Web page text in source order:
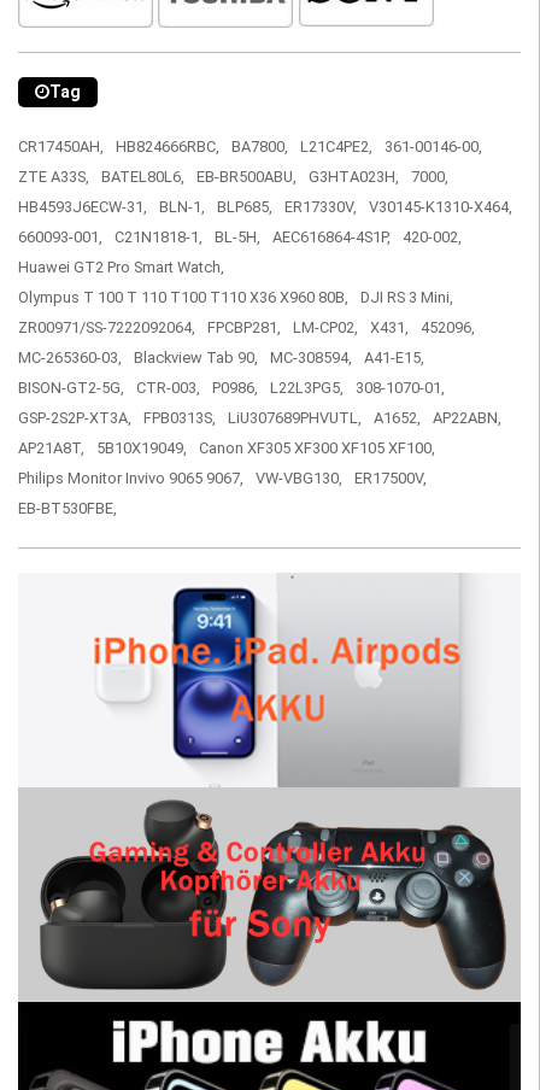
Tag
CR17450AH, HB824666RBC, BA7800, L21C4PE2,
361-00146-00,
ZTE A33S,
BATEL80L6, EB-BR500ABU, G3HTA023H,
7000,
HB4593J6ECW-31,
BLN-1, BLP685, ER17330V,
V30145-K1310-X464,
660093-001,
C21N1818-1, BL-5H, AEC616864-4S1P,
420-002,
Huawei GT2 Pro Smart Watch,
Olympus T 100 T 110 T100 T110 X36 X960 80B,
DJI RS 3 Mini,
ZR00971/SS-7222092064,
FPCBP281, LM-CP02, X431,
452096,
MC-265360-03,
Blackview Tab 90, MC-308594,
A41-E15,
BISON-GT2-5G,
CTR-003, P0986, L22L3PG5,
308-1070-01,
GSP-2S2P-XT3A,
FPB0313S, LiU307689PHVUTL, A1652,
AP22ABN,
AP21A8T,
5B10X19049,
Canon XF305 XF300 XF105 XF100,
Philips Monitor Invivo 9065 9067,
VW-VBG130,
ER17500V,
EB-BT530FBE,